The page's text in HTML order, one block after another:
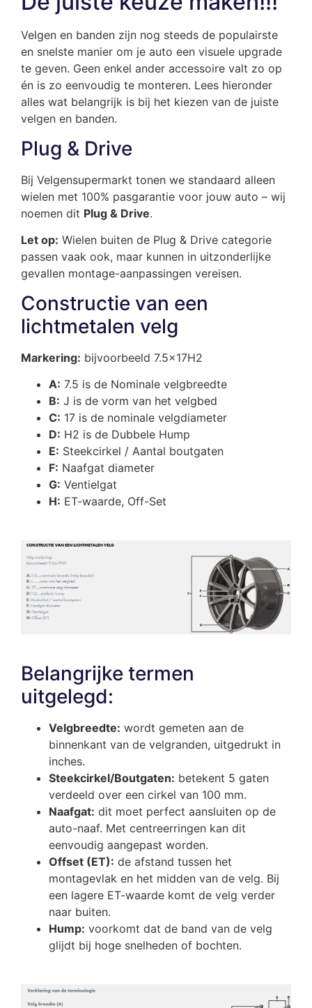
Velgen en banden zijn nog steeds de populairste
en snelste manier om je auto een visuele upgrade
te geven. Geen enkel ander accessoire valt zo op
én is zo eenvoudig te monteren. Lees hieronder
alles wat belangrijk is bij het kiezen van de juiste
velgen en banden.
Plug & Drive
Bij Velgensupermarkt tonen we standaard alleen
wielen met 100% pasgarantie voor jouw auto – wij
noemen dit Plug & Drive.
Let op: Wielen buiten de Plug & Drive categorie
passen vaak ook, maar kunnen in uitzonderlijke
gevallen montage-aanpassingen vereisen.
Constructie van een
lichtmetalen velg
Markering: bijvoorbeeld 7.5x17H2
A: 7.5 is de Nominale velgbreedte
B: J is de vorm van het velgbed
C: 17 is de nominale velgdiameter
D: H2 is de Dubbele Hump
E: Steekcirkel / Aantal boutgaten
F: Naafgat diameter
G: Ventielgat
H: ET-waarde, Off-Set
Belangrijke termen
uitgelegd:
Velgbreedte: wordt gemeten aan de
binnenkant van de velgranden, uitgedrukt in
inches.
Steekcirkel/Boutgaten: betekent 5 gaten
verdeeld over een cirkel van 100 mm.
Naafgat: dit moet perfect aansluiten op de
auto-naaf. Met centreerringen kan dit
eenvoudig aangepast worden.
Offset (ET): de afstand tussen het
montagevlak en het midden van de velg. Bij
een lagere ET-waarde komt de velg verder
naar buiten.
Hump: voorkomt dat de band van de velg
glijdt bij hoge snelheden of bochten.